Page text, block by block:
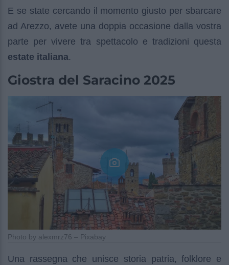
E se state cercando il momento giusto per sbarcare
ad Arezzo, avete una doppia occasione dalla vostra
parte per vivere tra spettacolo e tradizioni questa
estate italiana.
Giostra del Saracino 2025
Photo by alexmrz76 – Pixabay
Una rassegna che unisce storia patria, folklore e